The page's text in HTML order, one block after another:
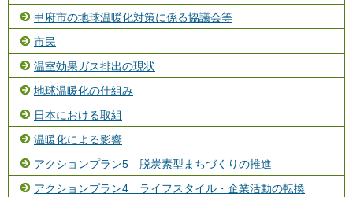
甲府市の地球温暖化対策に係る協議会等
市民
温室効果ガス排出の現状
地球温暖化の仕組み
日本における取組
温暖化による影響
アクションプラン5 脱炭素型まちづくりの推進
アクションプラン4 ライフスタイル・企業活動の転換